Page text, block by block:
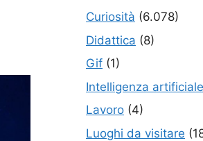
Curiosità (6.078)
Didattica (8)
Gif (1)
Intelligenza artificiale
Lavoro (4)
Luoghi da visitare